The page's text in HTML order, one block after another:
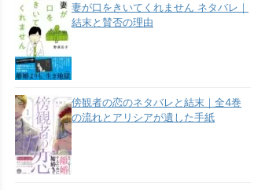
妻が口をきいてくれません ネタバレ｜
結末と賛否の理由
傍観者の恋のネタバレと結末｜全4巻
の流れとアリシアが遺した手紙